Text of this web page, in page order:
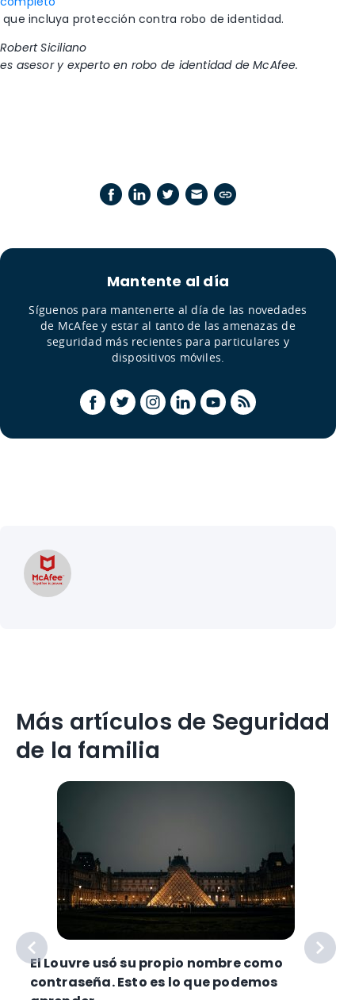
que incluya protección contra robo de identidad.
Robert Siciliano
es asesor y experto en robo de identidad de McAfee.
Mantente al día
Síguenos para mantenerte al día de las novedades
de McAfee y estar al tanto de las amenazas de
seguridad más recientes para particulares y
dispositivos móviles.
Más artículos de Seguridad
de la familia
El Louvre usó su propio nombre como
contraseña. Esto es lo que podemos